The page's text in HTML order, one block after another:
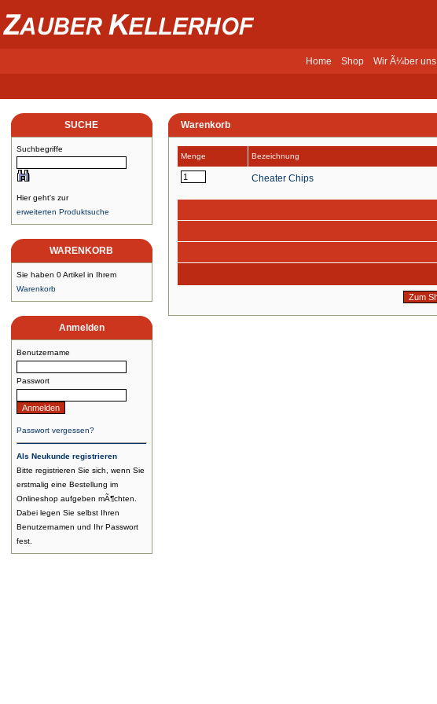
Home Shop Wir Ã¼ber uns
SUCHE
Suchbegriffe
Hier geht's zur
erweiterten Produktsuche
WARENKORB
Sie haben 0 Artikel in Ihrem
Warenkorb
Anmelden
Benutzername
Passwort
Passwort vergessen?
Als Neukunde registrieren
Bitte registrieren Sie sich, wenn Sie
erstmalig eine Bestellung im
Onlineshop aufgeben mÃ¶chten.
Dabei legen Sie selbst Ihren
Benutzernamen und Ihr Passwort
fest.
Warenkorb
Menge Bezeichnung
Cheater Chips